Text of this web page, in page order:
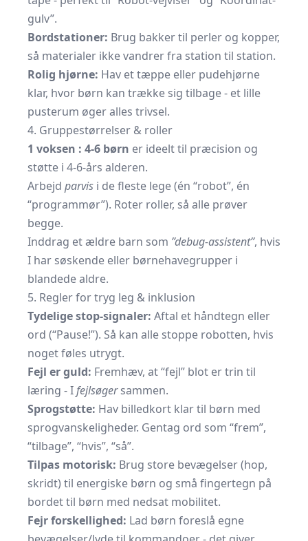
gulv”.
Bordstationer: Brug bakker til perler og kopper,
så materialer ikke vandrer fra station til station.
Rolig hjørne: Hav et tæppe eller pudehjørne
klar, hvor børn kan trække sig tilbage - et lille
pusterum øger alles trivsel.
4. Gruppestørrelser & roller
1 voksen : 4-6 børn er ideelt til præcision og
støtte i 4-6-års alderen.
Arbejd parvis i de fleste lege (én “robot”, én
“programmør”). Roter roller, så alle prøver
begge.
Inddrag et ældre barn som ”debug-assistent”, hvis
I har søskende eller børnehavegrupper i
blandede aldre.
5. Regler for tryg leg & inklusion
Tydelige stop-signaler: Aftal et håndtegn eller
ord (“Pause!”). Så kan alle stoppe robotten, hvis
noget føles utrygt.
Fejl er guld: Fremhæv, at “fejl” blot er trin til
læring - Ifejlsøgersammen.
Sprogstøtte: Hav billedkort klar til børn med
sprogvanskeligheder. Gentag ord som “frem”,
“tilbage”, “hvis”, “så”.
Tilpas motorisk: Brug store bevægelser (hop,
skridt) til energiske børn og små fingertegn på
bordet til børn med nedsat mobilitet.
Fejr forskellighed: Lad børn foreslå egne